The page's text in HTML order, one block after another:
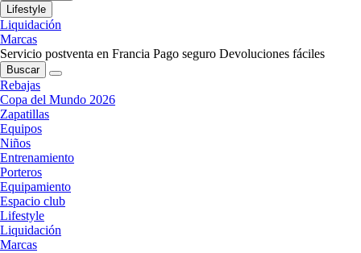
Lifestyle
Liquidación
Marcas
Servicio postventa en Francia Pago seguro Devoluciones fáciles
Buscar
Rebajas
Copa del Mundo 2026
Zapatillas
Equipos
Niños
Entrenamiento
Porteros
Equipamiento
Espacio club
Lifestyle
Liquidación
Marcas